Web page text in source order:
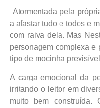
Atormentada pela
a afastar tudo e todos e
com raiva dela. Mas
personagem complexa e
tipo de mocinha
A carga emocional da
irritando o leitor em
muito bem construída.